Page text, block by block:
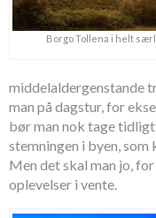
Borgo Tollena i helt
middelaldergenstande
man på dagstur, for
bør man nok tage
stemningen i byen,
Men det skal man jo,
oplevelser i vente.